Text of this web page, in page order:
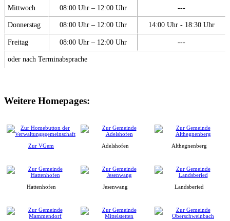
Mittwoch 08:00 Uhr – 12:00 Uhr ---
Donnerstag 08:00 Uhr – 12:00 Uhr 14:00 Uhr - 18:30 Uhr
Freitag 08:00 Uhr – 12:00 Uhr ---
oder nach Terminabsprache
Weitere Homepages:
Zur VGem Adelshofen Althegnenberg
Hattenhofen Jesenwang Landsberied